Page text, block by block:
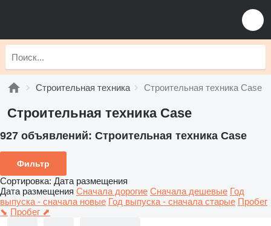
Строительная техника Строительная техника Case
Строительная техника Case
927 объявлений: Строительная техника Case
Фильтр
Сортировка: Дата размещения
Дата размещения Сначала дорогие Сначала дешевые Год
выпуска - сначала новые Год выпуска - сначала старые Пробег
⬊ Пробег ⬈